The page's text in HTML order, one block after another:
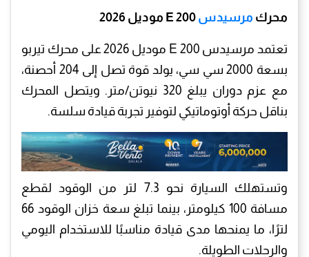
محرك مرسيدس
تعتمد مرسيدس E 200 موديل 2026 على محرك تيربو
بسعة 2000 سي سي، يولد قوة تصل إلى 204 أحصنة،
مع عزم دوران يبلغ 320 نيوتن/متر. ويتصل المحرك
بناقل حركة أوتوماتيكي لتوفير تجربة قيادة سلسة.
وتستهلك السيارة نحو 7.3 لتر من الوقود لقطع
مسافة 100 كيلومتر، بينما تبلغ سعة خزان الوقود 66
لترًا، ما يمنحها مدى قيادة مناسبًا للاستخدام اليومي
والرحلات الطويلة.